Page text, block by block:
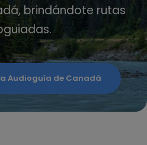
brindándote rutas
Audioguía de Canadá